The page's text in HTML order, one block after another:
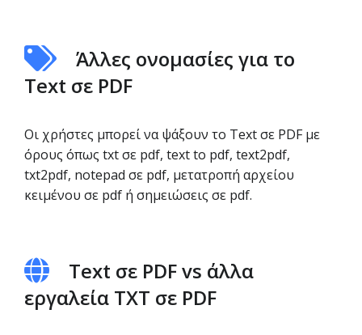
Άλλες ονομασίες για το
Text σε PDF
Οι χρήστες μπορεί να ψάξουν το Text σε PDF με
όρους όπως txt σε pdf, text to pdf, text2pdf,
txt2pdf, notepad σε pdf, μετατροπή αρχείου
κειμένου σε pdf ή σημειώσεις σε pdf.
Text σε PDF vs άλλα
εργαλεία TXT σε PDF